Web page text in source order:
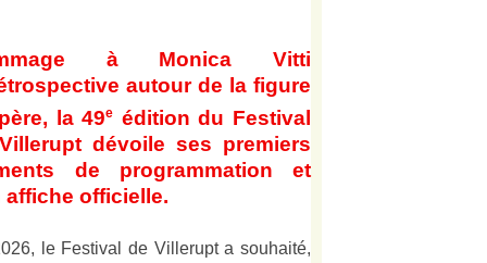
à Monica Vitti
autour de la figure
la 49e édition du Festival
dévoile ses premiers
de programmation et
affiche officielle.
le Festival de Villerupt a souhaité,